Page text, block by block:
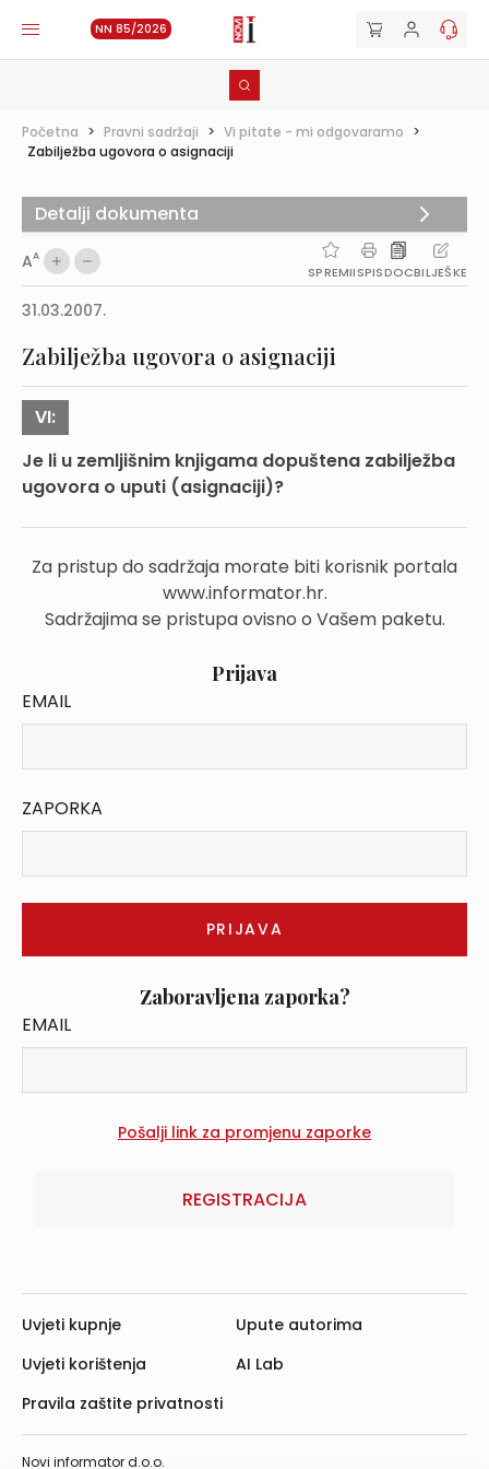
NN 85/2026
Početna > Pravni sadržaji > Vi pitate - mi odgovaramo >
Zabilježba ugovora o asignaciji
AA
SPREMIISPISDOCBILJEŠKE
31.03.2007.
Zabilježba ugovora o asignaciji
VI:
Je li u zemljišnim knjigama dopuštena zabilježba
ugovora o uputi (asignaciji)?
Za pristup do sadržaja morate biti korisnik portala
www.informator.hr.
Sadržajima se pristupa ovisno o Vašem paketu.
Prijava
EMAIL
ZAPORKA
Zaboravljena zaporka?
EMAIL
REGISTRACIJA
Detalji dokumenta
Novi informator d.o.o.
Uvjeti kupnje
Uvjeti korištenja
Pravila zaštite privatnosti
Upute autorima
AI Lab